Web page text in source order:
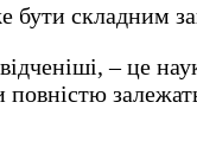
складним
– це